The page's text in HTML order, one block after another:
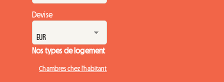
Devise
Nos types de logement
Chambres chez l'habitant